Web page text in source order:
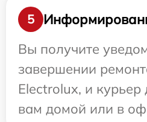
5
Вы получите
завершении
Electrolux, и курьер
вам домой или в